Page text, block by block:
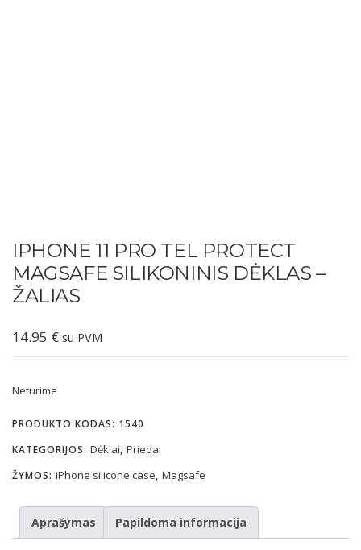
IPHONE 11 PRO TEL PROTECT
MAGSAFE SILIKONINIS DĖKLAS –
ŽALIAS
14.95 € su PVM
Neturime
PRODUKTO KODAS: 1540
KATEGORIJOS: Dėklai, Priedai
ŽYMOS: iPhone silicone case, Magsafe
Aprašymas Papildoma informacija